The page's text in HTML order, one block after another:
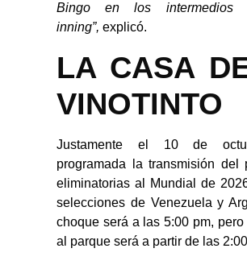
Bingo en los intermedios
inning”, explicó.
LA CASA
VINOTINTO
Justamente el 10 de
programada la transmisión del
eliminatorias al Mundial de
selecciones de Venezuela y
choque será a las 5:00 pm, pero
al parque será a partir de las